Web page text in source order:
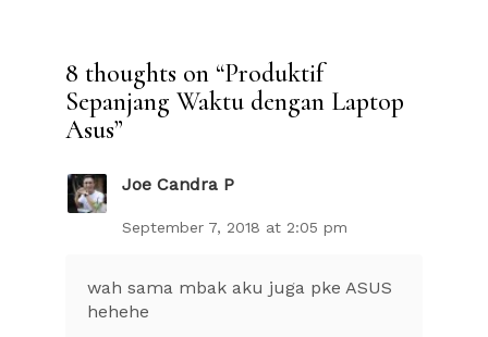
8 thoughts on “Produktif
Sepanjang Waktu dengan Laptop
Asus”
Joe Candra P
September 7, 2018 at 2:05 pm
wah sama mbak aku juga pke ASUS
hehehe